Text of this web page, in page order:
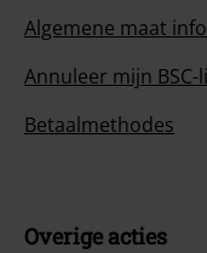
Algemene maat info
Annuleer mijn
Betaalmethodes
Overige acties